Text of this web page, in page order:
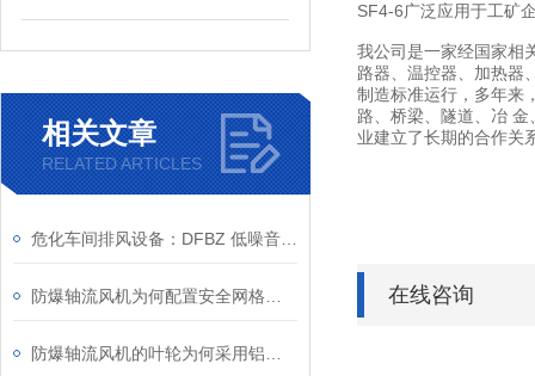
相关文章
RELATED ARTICLES
SF4-6广泛应用于工矿
我公司是一家经国家相
路器、温控器、加热器
制造标准运行，多年来
路、桥梁、隧道、冶
业建立了长期的合作关
在线咨询